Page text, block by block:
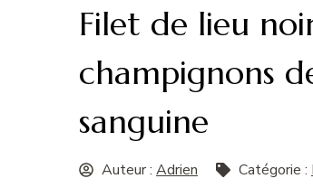
Filet de lieu
champignons
sanguine
Auteur : Adrien Catégorie :